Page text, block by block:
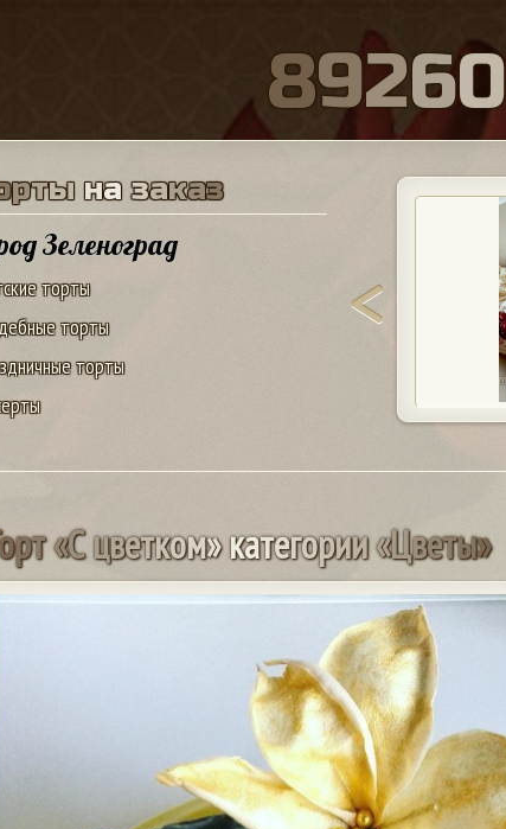
89260
рты на заказ
Зеленоград
торты
торты
торты
рт«Сцветком»категории«Цветы»